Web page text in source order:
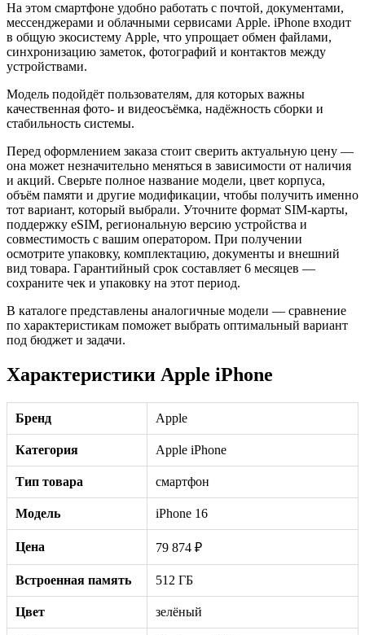
На этом смартфоне удобно работать с почтой, документами,
мессенджерами и облачными сервисами Apple. iPhone входит
в общую экосистему Apple, что упрощает обмен файлами,
синхронизацию заметок, фотографий и контактов между
устройствами.
Модель подойдёт пользователям, для которых важны
качественная фото- и видеосъёмка, надёжность сборки и
стабильность системы.
Перед оформлением заказа стоит сверить актуальную цену —
она может незначительно меняться в зависимости от наличия
и акций. Сверьте полное название модели, цвет корпуса,
объём памяти и другие модификации, чтобы получить именно
тот вариант, который выбрали. Уточните формат SIM-карты,
поддержку eSIM, региональную версию устройства и
совместимость с вашим оператором. При получении
осмотрите упаковку, комплектацию, документы и внешний
вид товара. Гарантийный срок составляет 6 месяцев —
сохраните чек и упаковку на этот период.
В каталоге представлены аналогичные модели — сравнение
по характеристикам поможет выбрать оптимальный вариант
под бюджет и задачи.
Характеристики Apple iPhone
Бренд Apple
Категория Apple iPhone
Тип товара смартфон
Модель iPhone 16
Цена 79 874 ₽
Встроенная память 512 ГБ
Цвет зелёный